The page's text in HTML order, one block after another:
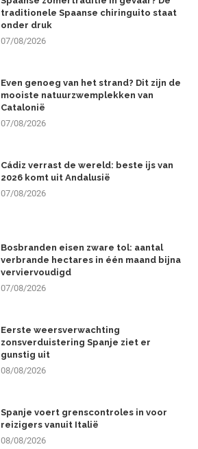
traditionele Spaanse chiringuito staat
onder druk
07/08/2026
Even genoeg van het strand? Dit zijn de
mooiste natuurzwemplekken van
Catalonië
07/08/2026
Cádiz verrast de wereld: beste ijs van
2026 komt uit Andalusië
07/08/2026
Bosbranden eisen zware tol: aantal
verbrande hectares in één maand bijna
verviervoudigd
07/08/2026
Eerste weersverwachting
zonsverduistering Spanje ziet er
gunstig uit
08/08/2026
Spanje voert grenscontroles in voor
reizigers vanuit Italië
08/08/2026